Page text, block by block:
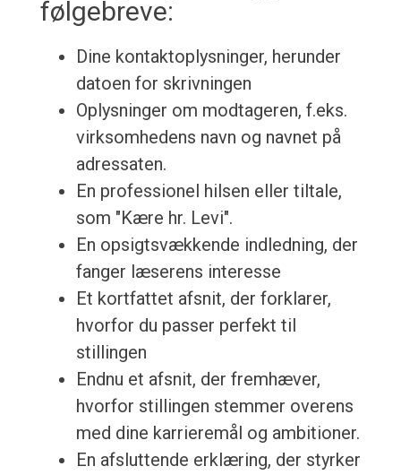
følgebreve:
Dine kontaktoplysninger, herunder
datoen for skrivningen
Oplysninger om modtageren, f.eks.
virksomhedens navn og navnet på
adressaten.
En professionel hilsen eller tiltale,
som "Kære hr. Levi".
En opsigtsvækkende indledning, der
fanger læserens interesse
Et kortfattet afsnit, der forklarer,
hvorfor du passer perfekt til
stillingen
Endnu et afsnit, der fremhæver,
hvorfor stillingen stemmer overens
med dine karrieremål og ambitioner.
En afsluttende erklæring, der styrker